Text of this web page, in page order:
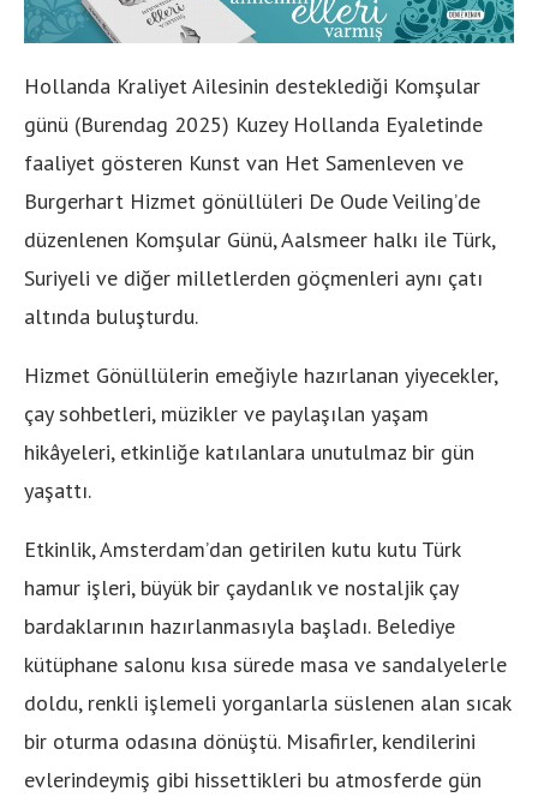
Hollanda Kraliyet Ailesinin desteklediği Komşular
günü (Burendag 2025) Kuzey Hollanda Eyaletinde
faaliyet gösteren Kunst van Het Samenleven ve
Burgerhart Hizmet gönüllüleri De Oude Veiling’de
düzenlenen Komşular Günü, Aalsmeer halkı ile Türk,
Suriyeli ve diğer milletlerden göçmenleri aynı çatı
altında buluşturdu.
Hizmet Gönüllülerin emeğiyle hazırlanan yiyecekler,
çay sohbetleri, müzikler ve paylaşılan yaşam
hikâyeleri, etkinliğe katılanlara unutulmaz bir gün
yaşattı.
Etkinlik, Amsterdam’dan getirilen kutu kutu Türk
hamur işleri, büyük bir çaydanlık ve nostaljik çay
bardaklarının hazırlanmasıyla başladı. Belediye
kütüphane salonu kısa sürede masa ve sandalyelerle
doldu, renkli işlemeli yorganlarla süslenen alan sıcak
bir oturma odasına dönüştü. Misafirler, kendilerini
evlerindeymiş gibi hissettikleri bu atmosferde gün